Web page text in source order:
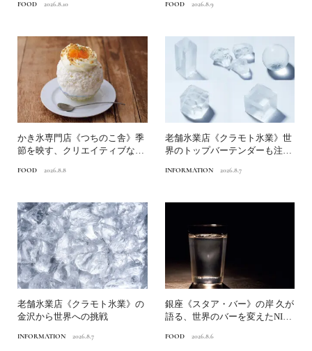
FOOD 2026.8.10 FOOD 2026.8.9
かき氷専門店《つちのこ舎》季
節を映す、クリエイティブなか
FOOD 2026.8.8
老舗氷業店《クラモト氷業》世
界のトップバーテンダーも注目
INFORMATION 2026.8.7
老舗氷業店《クラモト氷業》の
金沢から世界への挑戦
INFORMATION 2026.8.7
銀座《スタア・バー》の岸 久が
語る、世界のバーを変えたNINJ
FOOD 2026.8.6